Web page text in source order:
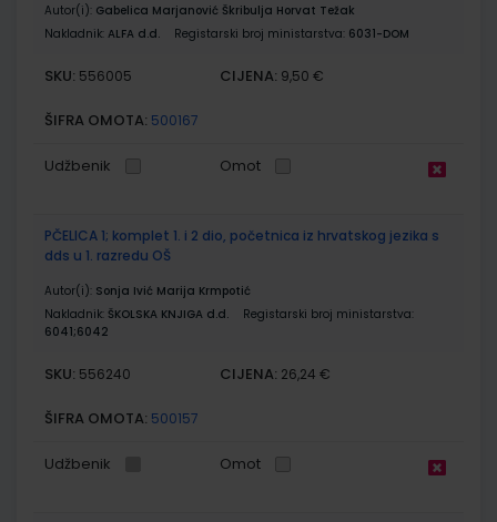
Autor(i): Gabelica Marjanović Škribulja Horvat Težak
Nakladnik: ALFA d.d. Registarski broj ministarstva: 6031-DOM
SKU: 556005 CIJENA: 9,50 €
ŠIFRA OMOTA: 500167
Udžbenik Omot
PČELICA 1; komplet 1. i 2 dio, početnica iz hrvatskog jezika s
dds u 1. razredu OŠ
Autor(i): Sonja Ivić Marija Krmpotić
Nakladnik: ŠKOLSKA KNJIGA d.d.
Registarski broj ministarstva:
6041;6042
SKU: 556240 CIJENA: 26,24 €
ŠIFRA OMOTA: 500157
Udžbenik Omot